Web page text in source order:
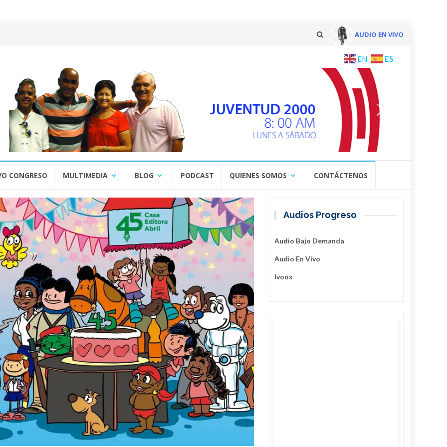
AUDIO EN VIVO
content
EN ES
CONGRESO MULTIMEDIA BLOG PODCAST QUIENES SOMOS CONTÁCTENOS
Audios Progreso
Audio Bajo Demanda
Audio En Vivo
Ivoox